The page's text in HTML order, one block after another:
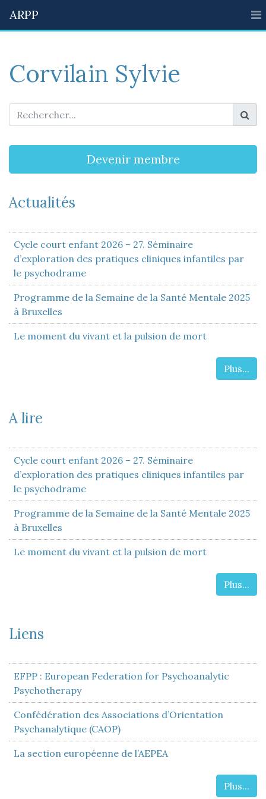
ARPP
Corvilain Sylvie
Devenir membre
Actualités
Cycle court enfant 2026 – 27. Séminaire
d’exploration des pratiques cliniques infantiles par
le psychodrame
Programme de la Semaine de la Santé Mentale 2025
à Bruxelles
Le moment du vivant et la pulsion de mort
Plus...
A lire
Cycle court enfant 2026 – 27. Séminaire
d’exploration des pratiques cliniques infantiles par
le psychodrame
Programme de la Semaine de la Santé Mentale 2025
à Bruxelles
Le moment du vivant et la pulsion de mort
Plus...
Liens
EFPP : European Federation for Psychoanalytic
Psychotherapy
Confédération des Associations d’Orientation
Psychanalytique (CAOP)
La section européenne de l’AEPEA
Plus...